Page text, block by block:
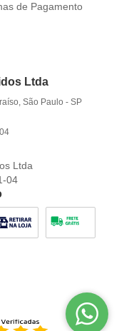
de Pagamento
Ltda
São Paulo - SP
Ltda
04